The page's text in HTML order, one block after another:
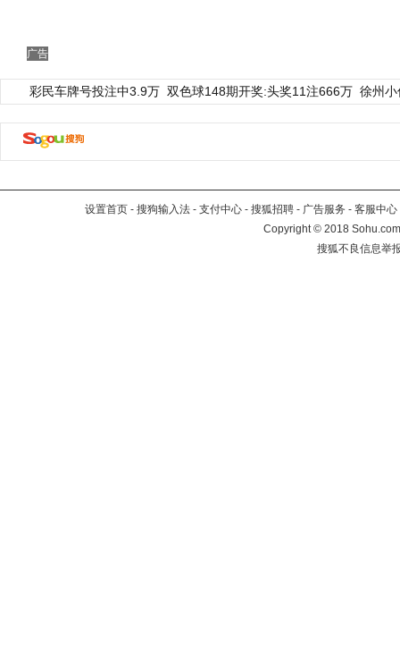
广告
彩民车牌号投注中3.9万 双色球148期开奖:头奖11注666万 徐州
设置首页 - 搜狗输入法 - 支付中心 - 搜狐招聘 - 广告服务 - 客服中心
Copyright©2018
搜狐不良信息举